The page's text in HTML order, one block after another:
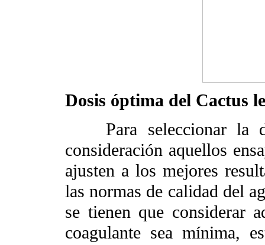
Dosis óptima del Cactus
Para seleccionar la
consideración aquellos
ajusten a los mejores
las normas de calidad del
se tienen que considerar
coagulante sea mínima,